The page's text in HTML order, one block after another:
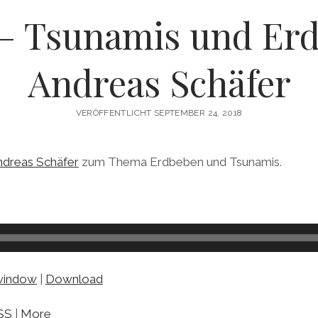
Tsunamis und
Andreas Schäfer
VERÖFFENTLICHT SEPTEMBER 24, 2018
Schäferzum Thema Erdbeben und Tsunamis.
| Download
More